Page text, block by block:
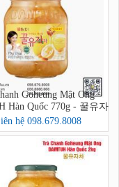
Goheung Mật Ong
Hàn Quốc 770g - 꿀유자
차
hệ 098.679.8008